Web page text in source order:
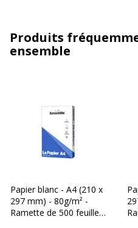
Produits
ensemble
Papier blanc - A4 (210 x
297 mm) - 80g/m² -
Ramette de 500 feuilles